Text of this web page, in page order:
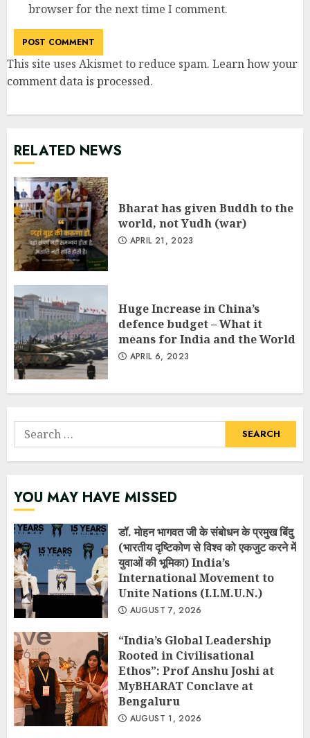
browser for the next time I comment.
This site uses Akismet to reduce spam. Learn how your
comment data is processed.
RELATED NEWS
Bharat has given Buddh to the
world, not Yudh (war)
APRIL 21, 2023
Huge Increase in China’s
defence budget – What it
means for India and the World
APRIL 6, 2023
Search
for:
YOU MAY HAVE MISSED
डॉ. मोहन भागवत जी के संबोधन के प्रमुख बिंदु
(भारतीय दृष्टिकोण से विश्व को एकजुट करने में
युवाओं की भूमिका) India’s
International Movement to
Unite Nations (I.I.M.U.N.)
AUGUST 7, 2026
“India’s Global Leadership
Rooted in Civilisational
Ethos”: Prof Anshu Joshi at
MyBHARAT Conclave at
Bengaluru
AUGUST 1, 2026